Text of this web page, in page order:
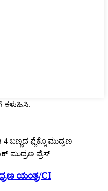
ಕಳುಹಿಸಿ.
ಯಂತ್ರ/CI